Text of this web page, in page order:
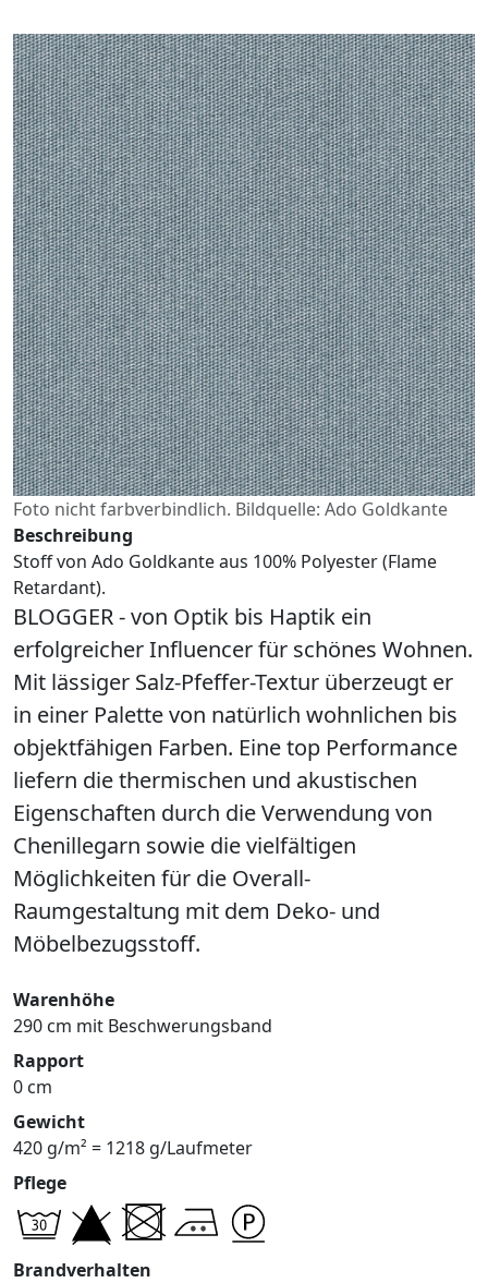
Foto nicht farbverbindlich. Bildquelle: Ado Goldkante
Beschreibung
Stoff von Ado Goldkante aus 100% Polyester (Flame
Retardant).
BLOGGER - von Optik bis Haptik ein
erfolgreicher Influencer für schönes Wohnen.
Mit lässiger Salz-Pfeffer-Textur überzeugt er
in einer Palette von natürlich wohnlichen bis
objektfähigen Farben. Eine top Performance
liefern die thermischen und akustischen
Eigenschaften durch die Verwendung von
Chenillegarn sowie die vielfältigen
Möglichkeiten für die Overall-
Raumgestaltung mit dem Deko- und
Möbelbezugsstoff.
Warenhöhe
290 cm mit Beschwerungsband
Rapport
0 cm
Gewicht
420 g/m² = 1218 g/Laufmeter
Pflege
Brandverhalten